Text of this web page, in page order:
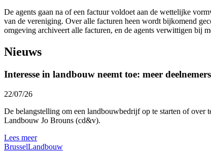
De agents gaan na of een factuur voldoet aan de wettelijke
van de vereniging. Over alle facturen heen wordt bijkomend
omgeving archiveert alle facturen, en de agents verwittigen bij
Nieuws
Interesse in landbouw neemt toe: meer
22/07/26
De belangstelling om een landbouwbedrijf op te starten of
Landbouw Jo Brouns (cd&v).
Lees meer
BrusselLandbouw